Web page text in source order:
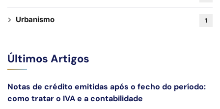
Urbanismo 1
Últimos Artigos
Notas de crédito emitidas após o fecho do período:
como tratar o IVA e a contabilidade